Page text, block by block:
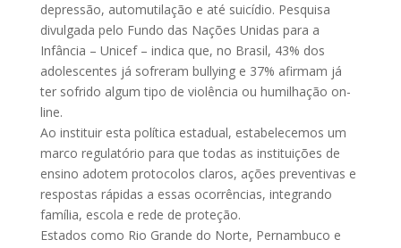
depressão, automutilação e até suicídio. Pesquisa
divulgada pelo Fundo das Nações Unidas para a
Infância – Unicef – indica que, no Brasil, 43% dos
adolescentes já sofreram bullying e 37% afirmam já
ter sofrido algum tipo de violência ou humilhação on-
line.
Ao instituir esta política estadual, estabelecemos um
marco regulatório para que todas as instituições de
ensino adotem protocolos claros, ações preventivas e
respostas rápidas a essas ocorrências, integrando
família, escola e rede de proteção.
Estados como Rio Grande do Norte, Pernambuco e